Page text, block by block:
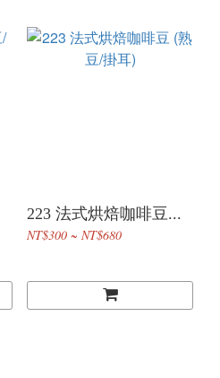
223 法式烘焙咖啡豆...
NT$300 ~ NT$680